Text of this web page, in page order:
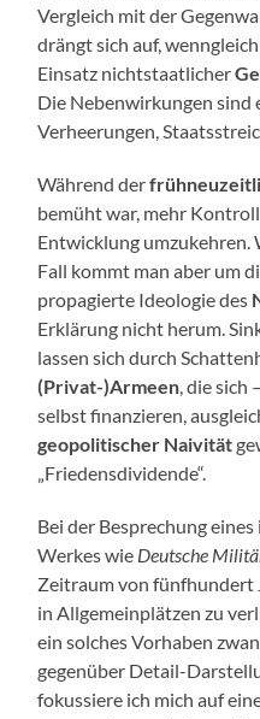
Vergleich mit der
drängt sich auf,
Einsatz nichtstaatlicher
Die Nebenwirkungen sind
Verheerungen,
Während der
bemüht war, mehr
Entwicklung umzukehren.
Fall kommt man aber um
propagierte Ideologie des
Erklärung nicht herum.
lassen sich durch
(Privat-)Armeen, die sich
selbst finanzieren,
geopolitischer Naivität
„Friedensdividende“.
Bei der Besprechung
Werkes wie Deutsche
Zeitraum von fünfhundert
in Allgemeinplätzen zu
ein solches Vorhaben
gegenüber Detail-
fokussiere ich mich auf